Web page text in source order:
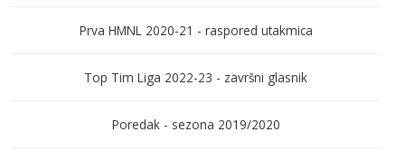
Prva HMNL 2020-21 - raspored utakmica
Top Tim Liga 2022-23 - završni glasnik
Poredak - sezona 2019/2020